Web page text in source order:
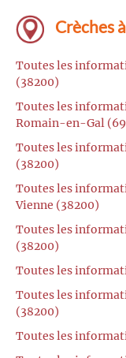
Crèches
Toutes les
(38200)
Toutes les
Romain-en-Gal
Toutes les
(38200)
Toutes les
Vienne (38200)
Toutes les
(38200)
Toutes les
Toutes les
(38200)
Toutes les